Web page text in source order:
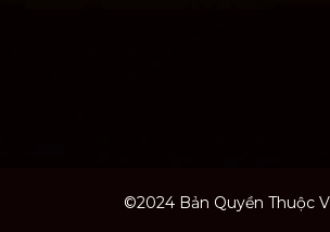
©2024 Bản Quyền Thuộc